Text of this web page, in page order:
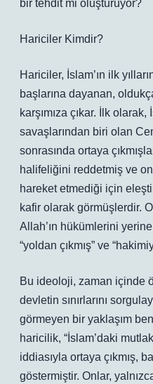
bir tehdit mi oluşturuyor?
Hariciler Kimdir?
Hariciler, İslam’ın ilk
başlarına dayanan,
karşımıza çıkar. İlk olarak,
savaşlarından biri olan
sonrasında ortaya
halifeliğini reddetmiş ve
hareket etmediği için
kafir olarak görmüşlerdir.
Allah’ın hükümlerini
“yoldan çıkmış” ve
Bu ideoloji, zaman içinde
devletin sınırlarını
görmeyen bir yaklaşım
haricilik, “İslam’daki
iddiasıyla ortaya çıkmış,
göstermiştir. Onlar,